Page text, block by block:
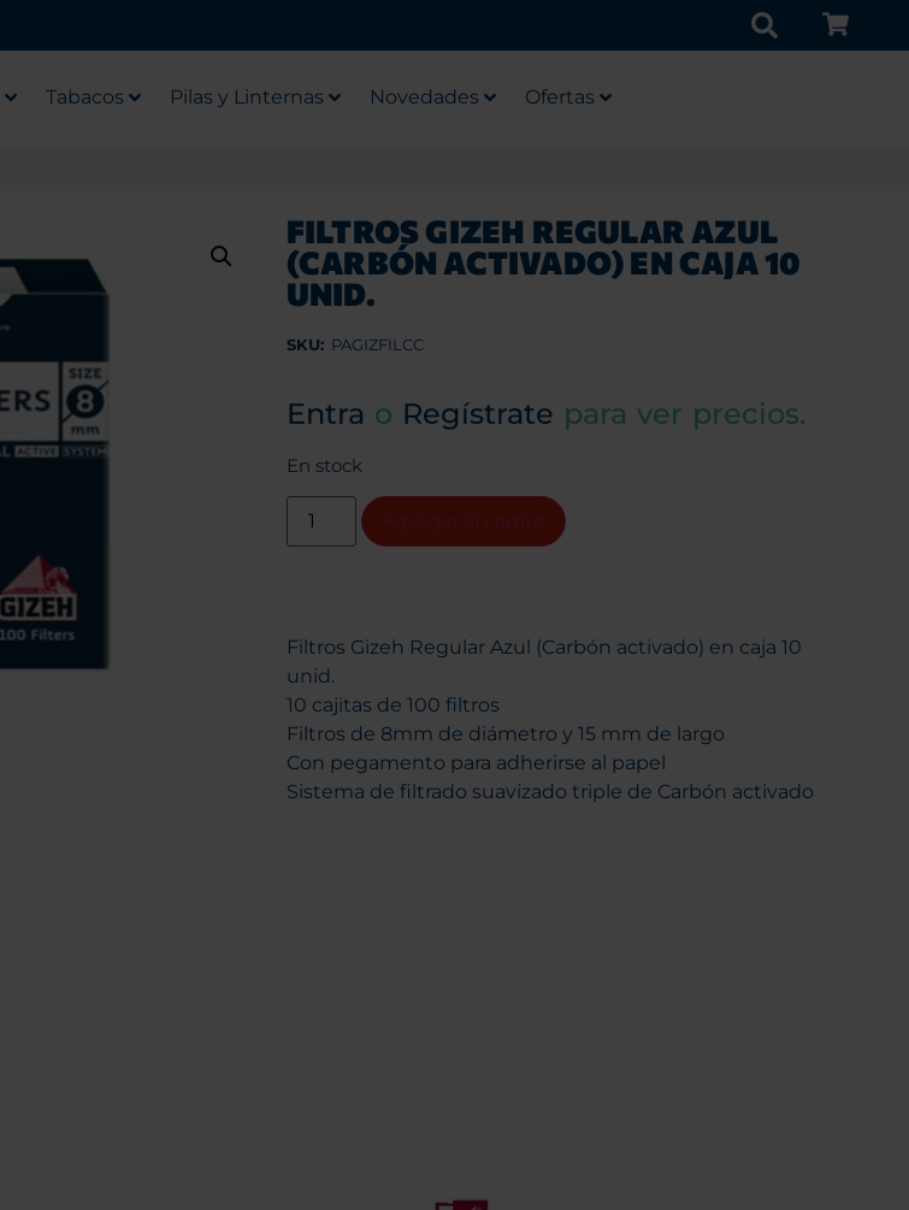
Tabacos Pilas y Linternas Novedades Ofertas
FILTROS GIZEH REGULAR AZUL
(CARBÓN ACTIVADO) EN CAJA 10
UNID.
SKU: PAGIZFILCC
Entra o Regístrate para ver precios.
En stock
Filtros Gizeh Regular Azul (Carbón activado) en caja 10
unid.
10 cajitas de 100 filtros
Filtros de 8mm de diámetro y 15 mm de largo
Con pegamento para adherirse al papel
Sistema de filtrado suavizado triple de Carbón activado